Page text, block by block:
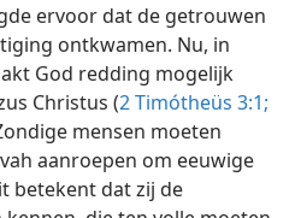
ervoor dat de getrouwen
ontkwamen. Nu, in
God redding mogelijk
Christus (2 Timótheüs 3:1;
mensen moeten
aanroepen om eeuwige
betekent dat zij de